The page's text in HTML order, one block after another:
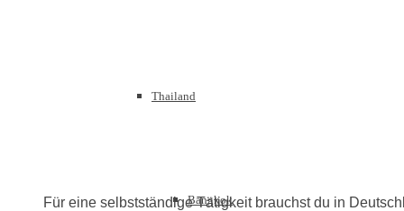
Thailand
Bangkok
Für eine selbstständige Tätigkeit brauchst du in